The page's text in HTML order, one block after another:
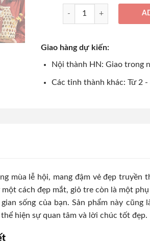
Giỏ Tre Đựng Bánh Kẹo
Giao hàng dự kiến:
Nội thành HN: Giao trong
Các tỉnh thành khác: Từ 2 -
mùa lễ hội, mang đậm vẻ đẹp truyền
cách đẹp mắt, giỏ tre còn là một phụ
sống của bạn. Sản phẩm này cũng
hiện sự quan tâm và lời chúc tốt đẹp.